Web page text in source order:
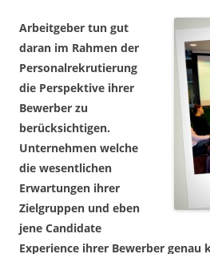
Arbeitgeber tun gut
daran im Rahmen der
Personalrekrutierung
die Perspektive ihrer
Bewerber zu
berücksichtigen.
Unternehmen welche
die wesentlichen
Erwartungen ihrer
Zielgruppen und eben
jene Candidate
Experience ihrer Bewerber genau